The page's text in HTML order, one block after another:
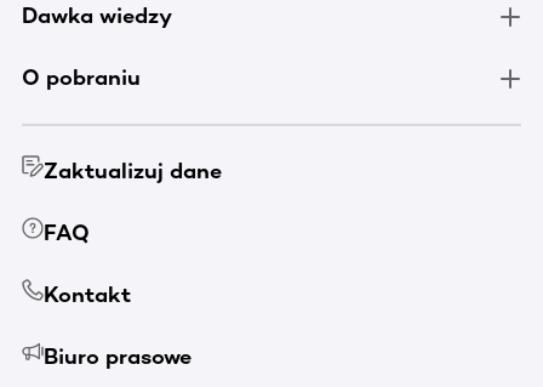
Dawka wiedzy
O pobraniu
Zaktualizuj dane
FAQ
Kontakt
Biuro prasowe